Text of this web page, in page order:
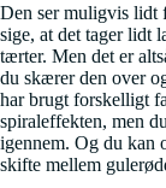
Den ser muligvis lidt
sige, at det tager lidt
tærter. Men det er
du skærer den over
har brugt forskelligt
spiraleffekten, men
igennem. Og du kan
skifte mellem